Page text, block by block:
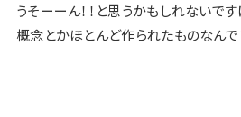
うそーーん！！と思うかもしれないです
概念とかほとんど作られたものなんで